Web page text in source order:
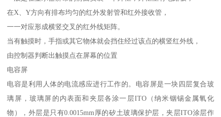
在X、Y方向有排布均匀的红外发射管和红外接收管，
一一对应形成横竖交叉的红外线矩阵。
当有触摸时，手指或其它物体就会挡住经过该点的横竖红外线，
由控制器判断出触摸点在屏幕的位置
电容屏
电容是利用人体的电流感应进行工作的。电容屏是一块四层复合玻
璃屏，玻璃屏的内表面和夹层各涂一层ITO（纳米铟锡金属氧化
物），外层是只有0.0015mm厚的矽土玻璃保护层，夹层ITO涂层作